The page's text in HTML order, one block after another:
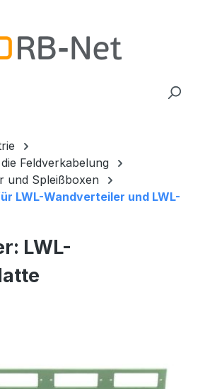
Feldverkabelung
und Spleißboxen
LWL-Wandverteiler und LWL-
LWL-